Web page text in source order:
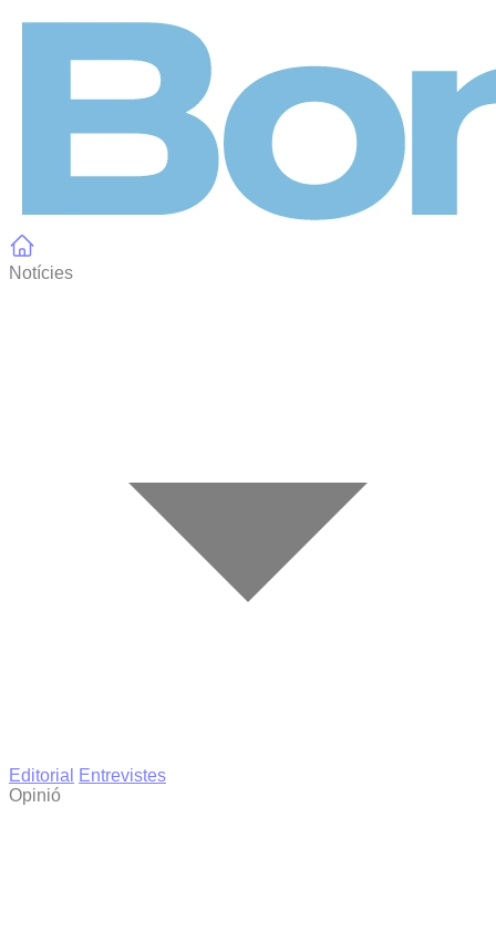
Notícies
Editorial
Entrevistes
Opinió